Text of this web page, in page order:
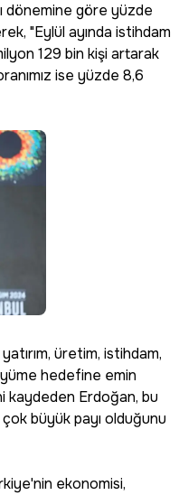
dönemine göre yüzde
"Eylül ayında istihdam
129 bin kişi artarak
ise yüzde 8,6
üretim, istihdam,
hedefine emin
kaydeden Erdoğan, bu
büyük payı olduğunu
ekonomisi,